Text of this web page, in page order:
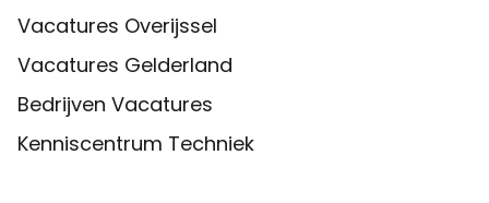
Vacatures Overijssel
Vacatures Gelderland
Bedrijven Vacatures
Kenniscentrum Techniek